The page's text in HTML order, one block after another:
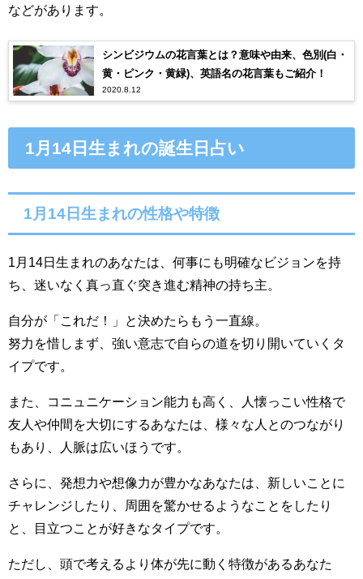
などがあります。
シンビジウムの花言葉とは？意味や由来、色別(白・
黄・ピンク・黄緑)、英語名の花言葉もご紹介！
2020.8.12
1月14日生まれの誕生日占い
1月14日生まれの性格や特徴
1月14日生まれのあなたは、何事にも明確なビジョンを持
ち、迷いなく真っ直ぐ突き進む精神の持ち主。
自分が「これだ！」と決めたらもう一直線。
努力を惜しまず、強い意志で自らの道を切り開いていくタ
イプです。
また、コニュニケーション能力も高く、人懐っこい性格で
友人や仲間を大切にするあなたは、様々な人とのつながり
もあり、人脈は広いほうです。
さらに、発想力や想像力が豊かなあなたは、新しいことに
チャレンジしたり、周囲を驚かせるようなことをしたり
と、目立つことが好きなタイプです。
ただし、頭で考えるより体が先に動く特徴があるあなた